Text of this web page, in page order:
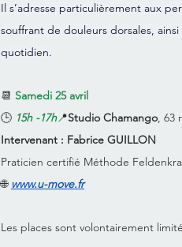
Il s’adresse particulièrement aux
souffrant de douleurs dorsales,
quotidien.
📆 Samedi 25 avril
🕒 15h -17h📍Studio Chamango, 63
Intervenant : Fabrice GUILLON
Praticien certifié Méthode
🌐 www.u-move.fr
Les places sont volontairement